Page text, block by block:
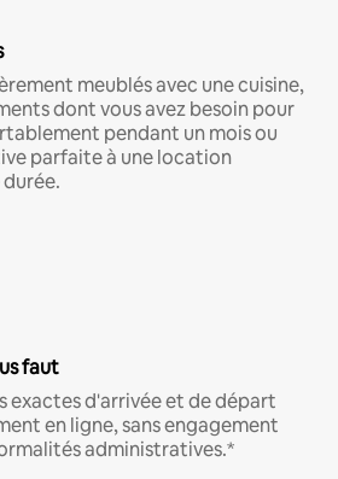
meublés avec une cuisine,
dont vous avez besoin pour
pendant un mois ou
parfaite à une location
faut
exactes d'arrivée et de départ
en ligne, sans engagement
administratives.*